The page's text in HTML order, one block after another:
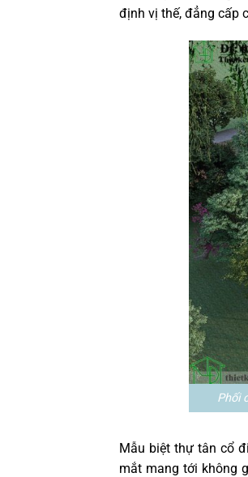
định vị thế, đẳng cấp
Phối
Mẫu biệt thự tân cổ
mắt mang tới không